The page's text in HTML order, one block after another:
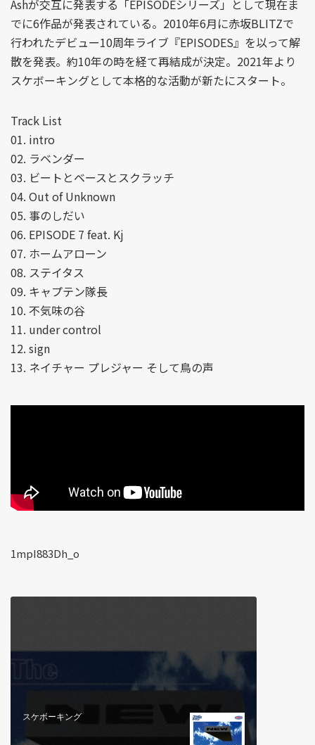
Ashが交互に発表する「EPISODEシリーズ」として現在ま
でに6作品が発表されている。2010年6月に赤坂BLITZで
行われたデビュー10周年ライブ『EPISODES』を以って解
散を発表。約10年の時を経て再結成が決定。2021年より
スケボーキングとして本格的な活動が新たにスタート。
Track List
01. intro
02. ラベンダー
03. ビートとベースとスクラッチ
04. Out of Unknown
05. 事のしだい
06. EPISODE 7 feat. Kj
07. ホームアローン
08. ステイタス
09. キャプテン隊長
10. 不気味の谷
11. under control
12. sign
13. ネイチャー プレジャー そして鳥の声
1mpI883Dh_o